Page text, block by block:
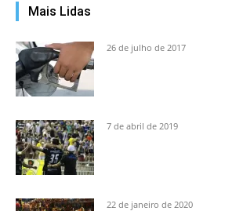
Mais Lidas
26 de julho de 2017
7 de abril de 2019
22 de janeiro de 2020